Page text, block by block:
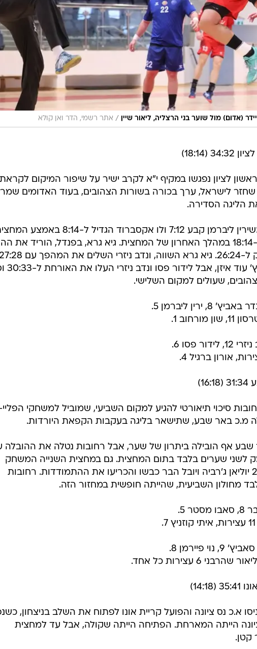
(אדום) מול שוער בני הרצליה, ליאור שיין / אתר רשמי, הדר ואן קולא
הפועל אשדוד ומכבי G City ראשון לציון נפגשו במקיף י"א לקרב ישיר על שיפור המיקום לקראת
שחזר לישראל, ערך בכורה בשורות הצהובים, בעוד האדומים
הליגה הסדירה.
הפתיחה הייתה של אשדוד, כשירין ליברמן קבע 7:12 ולו אקסברוד הגדיל ל-8:14
הראשונה. לידור פסו צימק ל-18:14 במהלך האחרון של המחצית. גיא גרא, בפנדל, הוריד
לשלושה שערים, וניב לוי צימק ל-26:24. גיא גרא השווה, ונדב ניזרי השלים את
בדקה ה-50.
ליברמן 5.
1.
פסו 6.
סיכוי תיאורטי להגיע למקום השביעי, שמוביל למשחקי
מ.כ באר שבע, שתישאר בליגה בעקבות הקפאת היורדות.
שבע אף הובילה ביתרון של שער, אבל רחובות נטלה את ההובלה
לשני שערים בלבד בתום המחצית. גם במחצית השנייה המשחק
נשאר צמוד, ובמצב של 29:29 יוליאן ג'רביה ויובל הבר כבשו והכריעו את ההתמודדות. רחובות
מחולון השביעית, שהייתה חופשית במחזור הזה.
5.
8.
6 עצירות כל אחד.
א.כ נס ציונה והפועל קריית אונו לפתוח את השלב בניצחון,
הייתה המארחת. הפתיחה הייתה שקולה, אבל עד למחצית
קטן.